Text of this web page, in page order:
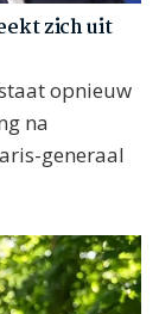
zich uit
opnieuw
na
generaal